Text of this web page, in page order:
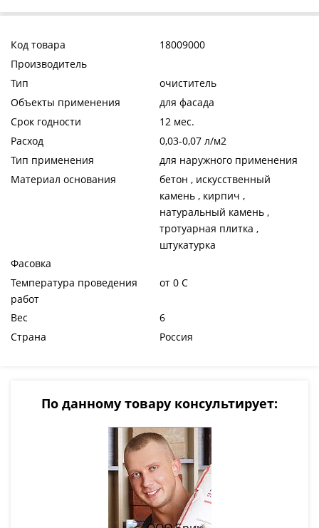
Код товара
18009000
Производитель
Тип
очиститель
Объекты применения
для фасада
Срок годности
12 мес.
Расход
0,03-0,07 л/м2
Тип применения
для наружного применения
Материал основания
бетон , искусственный
камень , кирпич ,
натуральный камень ,
тротуарная плитка ,
штукатурка
Фасовка
Температура проведения
работ
от 0 C
Вес
6
Страна
Россия
По данному товару консультирует: